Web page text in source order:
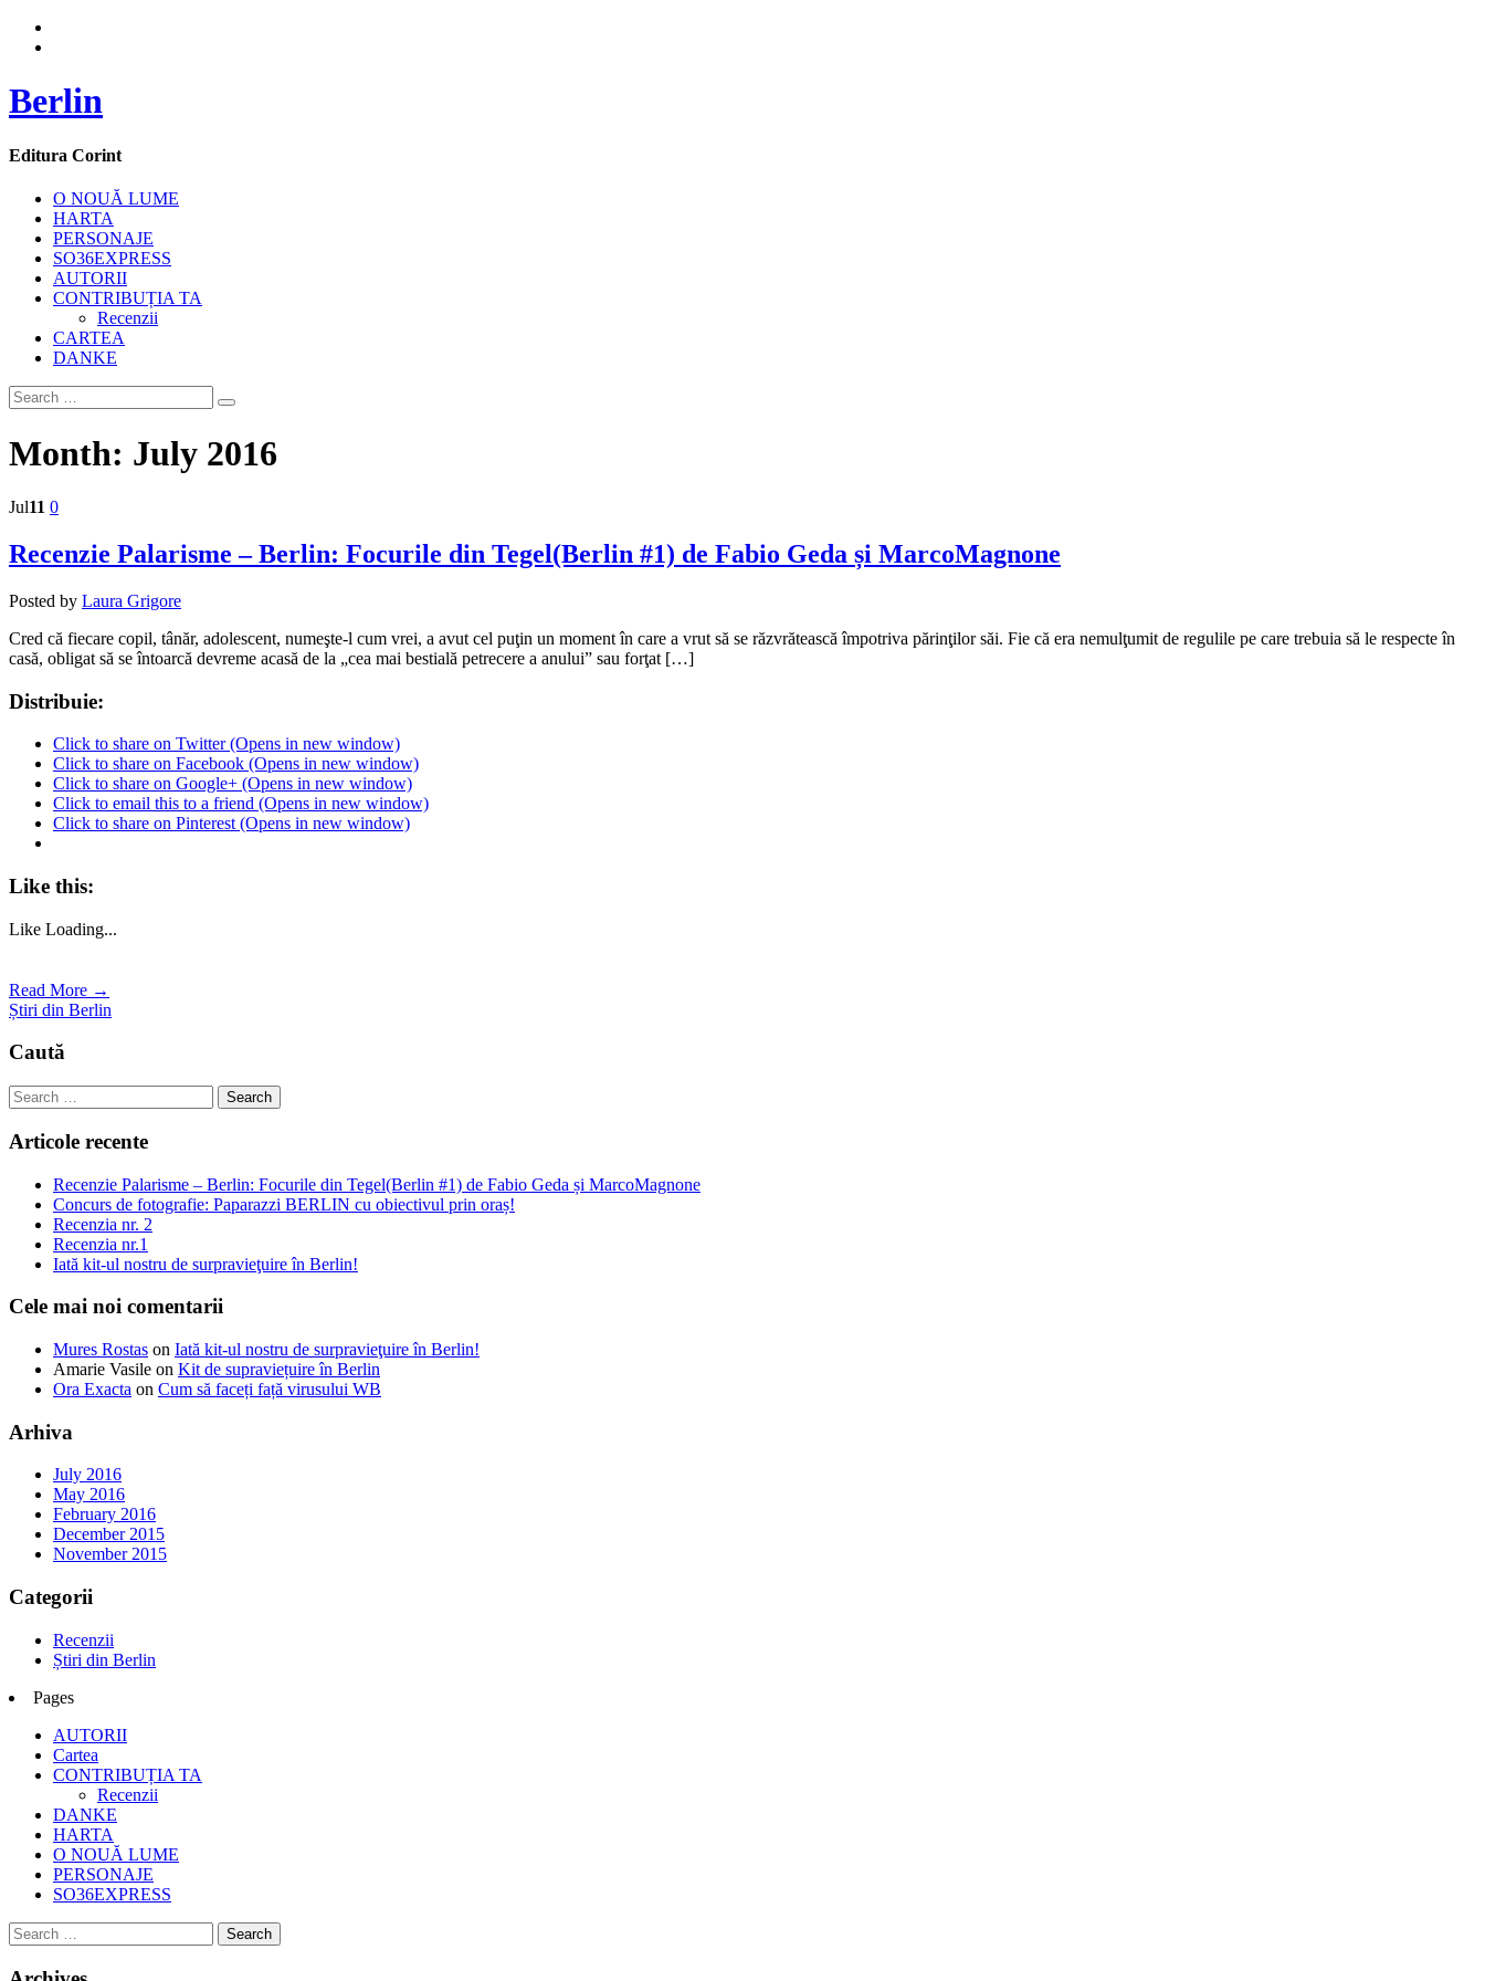
Berlin
Editura Corint
O NOUĂ LUME
HARTA
PERSONAJE
SO36EXPRESS
AUTORII
CONTRIBUȚIA TA
Recenzii
CARTEA
DANKE
Month: July 2016
Jul11 0
Recenzie Palarisme – Berlin: Focurile din Tegel(Berlin #1) de Fabio Geda și MarcoMagnone
Posted by Laura Grigore
Cred că fiecare copil, tânăr, adolescent, numeşte-l cum vrei, a avut cel puţin un moment în care a vrut să se răzvrătească împotriva părinţilor săi. Fie că era nemulţumit de regulile pe care trebuia să le respecte în
casă, obligat să se întoarcă devreme acasă de la „cea mai bestială petrecere a anului” sau forţat […]
Distribuie:
Click to share on Twitter (Opens in new window)
Click to share on Facebook (Opens in new window)
Click to share on Google+ (Opens in new window)
Click to email this to a friend (Opens in new window)
Click to share on Pinterest (Opens in new window)
Like this:
Like Loading...
Read More →
Știri din Berlin
Caută
Articole recente
Recenzie Palarisme – Berlin: Focurile din Tegel(Berlin #1) de Fabio Geda și MarcoMagnone
Concurs de fotografie: Paparazzi BERLIN cu obiectivul prin oraș!
Recenzia nr. 2
Recenzia nr.1
Iată kit-ul nostru de surpravieţuire în Berlin!
Cele mai noi comentarii
Mures Rostas on Iată kit-ul nostru de surpravieţuire în Berlin!
Amarie Vasile on Kit de supraviețuire în Berlin
Ora Exacta on Cum să faceți față virusului WB
Arhiva
July 2016
May 2016
February 2016
December 2015
November 2015
Categorii
Recenzii
Știri din Berlin
Pages
AUTORII
Cartea
CONTRIBUȚIA TA
Recenzii
DANKE
HARTA
O NOUĂ LUME
PERSONAJE
SO36EXPRESS